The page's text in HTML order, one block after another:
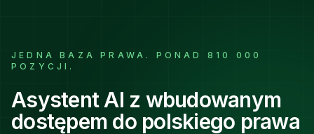
JEDNA BAZA PRAWA. PONAD 810 000
POZYCJI.
Asystent AI z wbudowanym
dostępem do polskiego prawa